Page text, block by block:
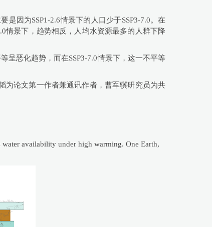
因为SSP1-2.6情景下的人口少于SSP3-7.0。在
情景下，趋势相反，人均水资源最多的人群下降
呈恶化趋势，而在SSP3-7.0情景下，这一不平等
为论文第一作者兼通讯作者，曹军骥研究员为共
availability under high warming. One Earth,